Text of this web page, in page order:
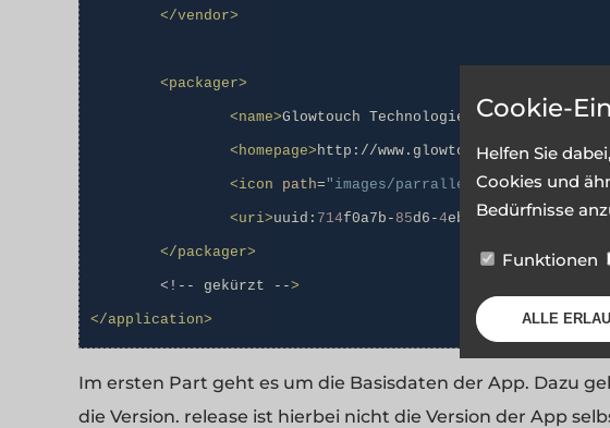
</vendor>
<packager>
<name>Glowtouch Technologies </name>
<homepage>http://www.glowtouch.com/ </
<icon path= "images/parrallels-GT6.png" />
<uri>uuid: 714f0a7b- 85d6-4eb8-b68e-
</packager>
	<!-- gekürzt --
>
</application>
Im ersten Part geht es um die Basisdaten der App. Dazu
die Version. release ist hierbei nicht die Version der App
Cookie-
Helfen Sie
Cookies und
Bedürfnisse
Funktionen
ALLE